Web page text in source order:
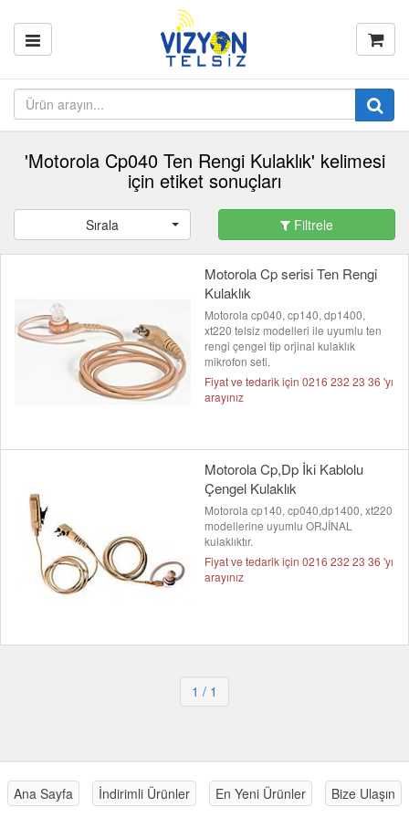
'Motorola Cp040 Ten Rengi Kulaklık' kelimesi
için etiket sonuçları
Sırala Filtrele
Motorola Cp serisi Ten Rengi
Kulaklık
Motorola cp040, cp140, dp1400,
xt220 telsiz modelleri ile uyumlu ten
rengi çengel tip orjinal kulaklık
mikrofon seti.
Fiyat ve tedarik için 0216 232 23 36 'yı
arayınız
Motorola Cp,Dp İki Kablolu
Çengel Kulaklık
Motorola cp140, cp040,dp1400, xt220
modellerine uyumlu ORJİNAL
kulaklıktır.
Fiyat ve tedarik için 0216 232 23 36 'yı
arayınız
1 / 1
Ana Sayfa İndirimli Ürünler En Yeni Ürünler Bize Ulaşın